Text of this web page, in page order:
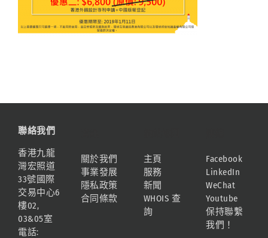
聯絡我們
香港九龍
灣宏照道
33號國際
交易中心6
樓02,
03&05室
電話:
關於我們
事業發展
隱私政策
合同條款
主頁
服務
新聞
WHOIS 查
詢
Facebook
LinkedIn
WeChat
Youtube
保持聯繫
我們！